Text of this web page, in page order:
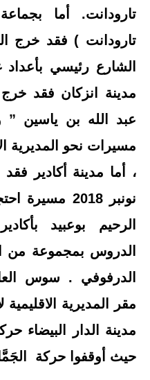
تارودانت. أما
تارودانت ) فقد خرج
الشارع رئيسي
مدينة انزكان فقد
عبد الله بن ياسين
مسيرات نحو المديرية
نونبر 2018
الرحيم بوعبيد
الدروس بمجموعة من
الدرفوفي . سوس
مقر المديرية
مدينة الدار البيضاء
حيث أوقفوا حركة